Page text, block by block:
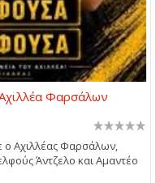
Φαρσάλων
ο Αχιλλέας Φαρσάλων,
Άντζελο και Αμαντέο